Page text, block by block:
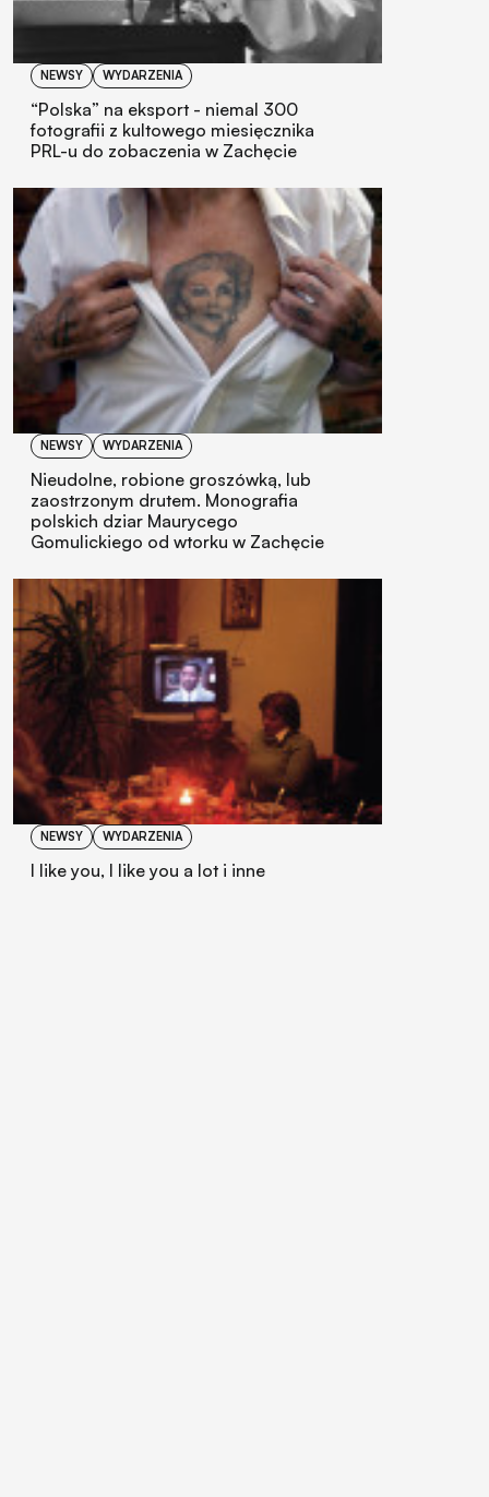
NEWSY WYDARZENIA
“Polska” na eksport - niemal 300
fotografii z kultowego miesięcznika
PRL-u do zobaczenia w Zachęcie
NEWSY WYDARZENIA
Nieudolne, robione groszówką, lub
zaostrzonym drutem. Monografia
polskich dziar Maurycego
Gomulickiego od wtorku w Zachęcie
NEWSY WYDARZENIA
I like you, I like you a lot i inne